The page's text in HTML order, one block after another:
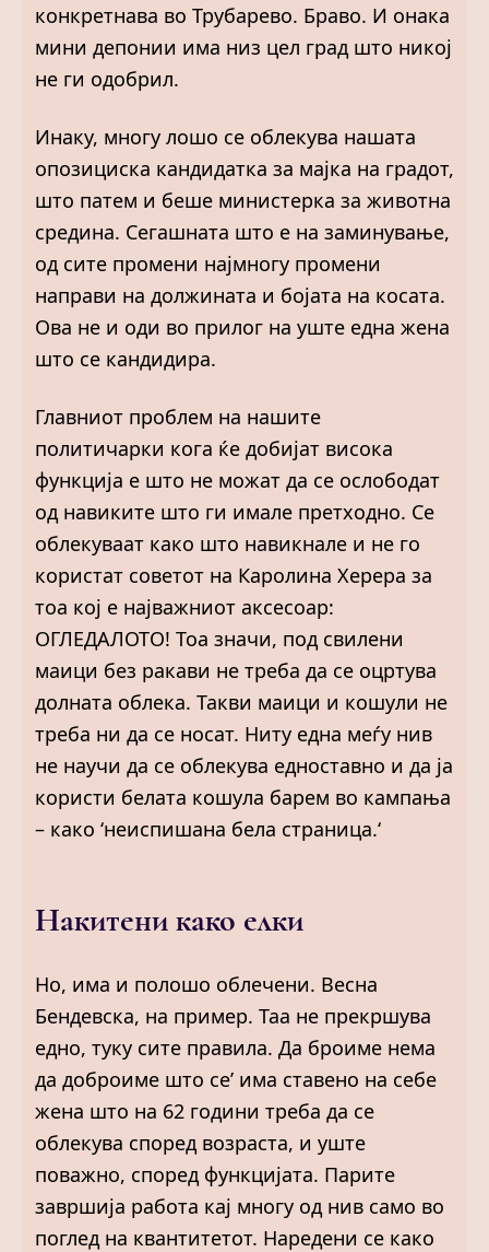
конкретнава во Трубарево. Браво. И онака
мини депонии има низ цел град што никој
не ги одобрил.
Инаку, многу лошо се облекува нашата
опозициска кандидатка за мајка на градот,
што патем и беше министерка за животна
средина. Сегашната што е на заминување,
од сите промени најмногу промени
направи на должината и бојата на косата.
Ова не и оди во прилог на уште една жена
што се кандидира.
Главниот проблем на нашите
политичарки кога ќе добијат висока
функција е што не можат да се ослободат
од навиките што ги имале претходно. Се
облекуваат како што навикнале и не го
користат советот на Каролина Херера за
тоа кој е најважниот аксесоар:
ОГЛЕДАЛОТО! Тоа значи, под свилени
маици без ракави не треба да се оцртува
долната облека. Такви маици и кошули не
треба ни да се носат. Ниту една меѓу нив
не научи да се облекува едноставно и да ја
користи белата кошула барем во кампања
– како ‘неиспишана бела страница.‘
Накитени како елки
Но, има и полошо облечени. Весна
Бендевска, на пример. Таа не прекршува
едно, туку сите правила. Да броиме нема
да доброиме што се’ има ставено на себе
жена што на 62 години треба да се
облекувa според возраста, и уште
поважно, според функцијата. Парите
завршија работа кај многу од нив само во
поглед на квантитетот. Наредени се како